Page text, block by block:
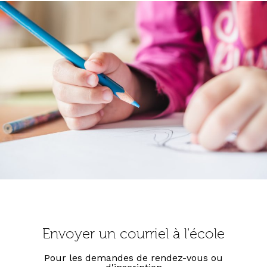
Envoyer un courriel à l'école
Pour les demandes de rendez-vous ou